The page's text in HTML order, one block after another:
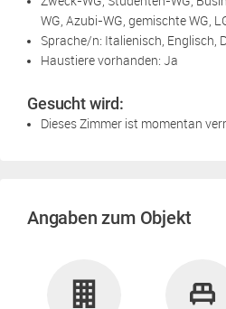
WG, Azubi-WG, gemischte WG,
Sprache/n: Italienisch, Englisch,
Haustiere vorhanden: Ja
Gesucht wird:
Dieses Zimmer ist momentan
Angaben zum Objekt